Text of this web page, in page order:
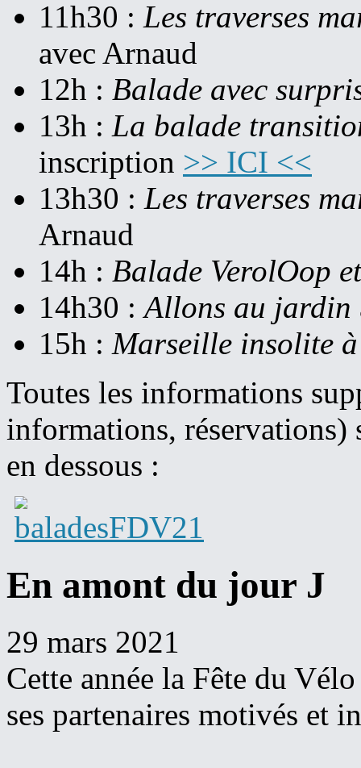
11h30 : Les traverses
avec Arnaud
12h : Balade avec
13h : La balade
inscription >> ICI <<
13h30 : Les traverses
Arnaud
14h : Balade VerolOop
14h30 :Allons au jardin
15h : Marseille insolite
Toutes les informations
informations, réservations)
en dessous :
En amont du jour J
29 mars 2021
Cette année la Fête du
ses partenaires motivés et